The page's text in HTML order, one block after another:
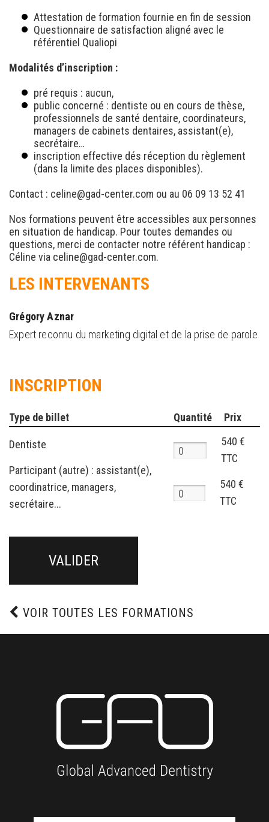
Attestation de formation fournie en fin de session
Questionnaire de satisfaction aligné avec le
référentiel Qualiopi
Modalités d’inscription :
pré requis : aucun,
public concerné : dentiste ou en cours de thèse,
professionnels de santé dentaire, coordinateurs,
managers de cabinets dentaires, assistant(e),
secrétaire…
inscription effective dés réception du règlement
(dans la limite des places disponibles).
Contact : celine@gad-center.com ou au 06 09 13 52 41
Nos formations peuvent être accessibles aux personnes
en situation de handicap. Pour toutes demandes ou
questions, merci de contacter notre référent handicap :
Céline via celine@gad-center.com.
LES INTERVENANTS
Grégory Aznar
Expert reconnu du marketing digital et de la prise de parole
INSCRIPTION
Type de billet
Dentiste
Participant (autre) : assistant(e),
coordinatrice, managers,
secrétaire...
Quantité
Prix
540 €
TTC
540 €
TTC
VALIDER
VOIR TOUTES LES FORMATIONS